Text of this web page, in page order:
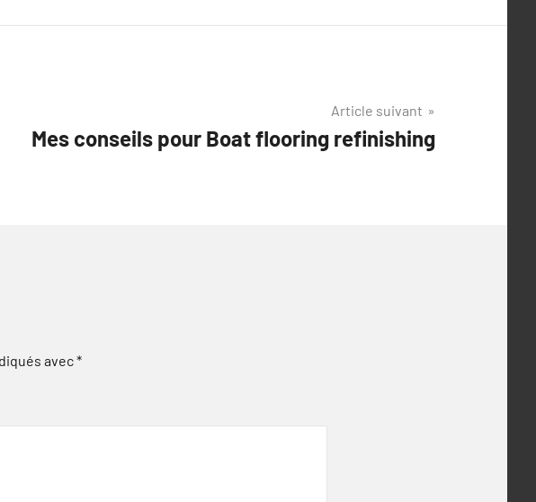
Article suivant
Mes conseils pour Boat flooring refinishing
avec*